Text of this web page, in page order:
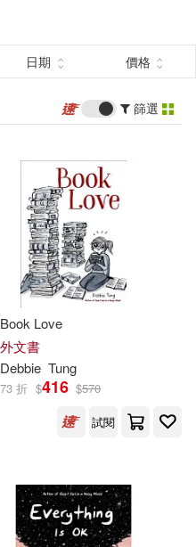
日期 價格
篩選
Book Love
外文書
Debbie Tung
73 折 $416 $570
試閱